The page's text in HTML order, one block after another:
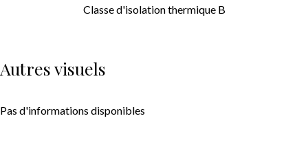
Classe d'isolation thermique B
Autres visuels
Pas d'informations disponibles